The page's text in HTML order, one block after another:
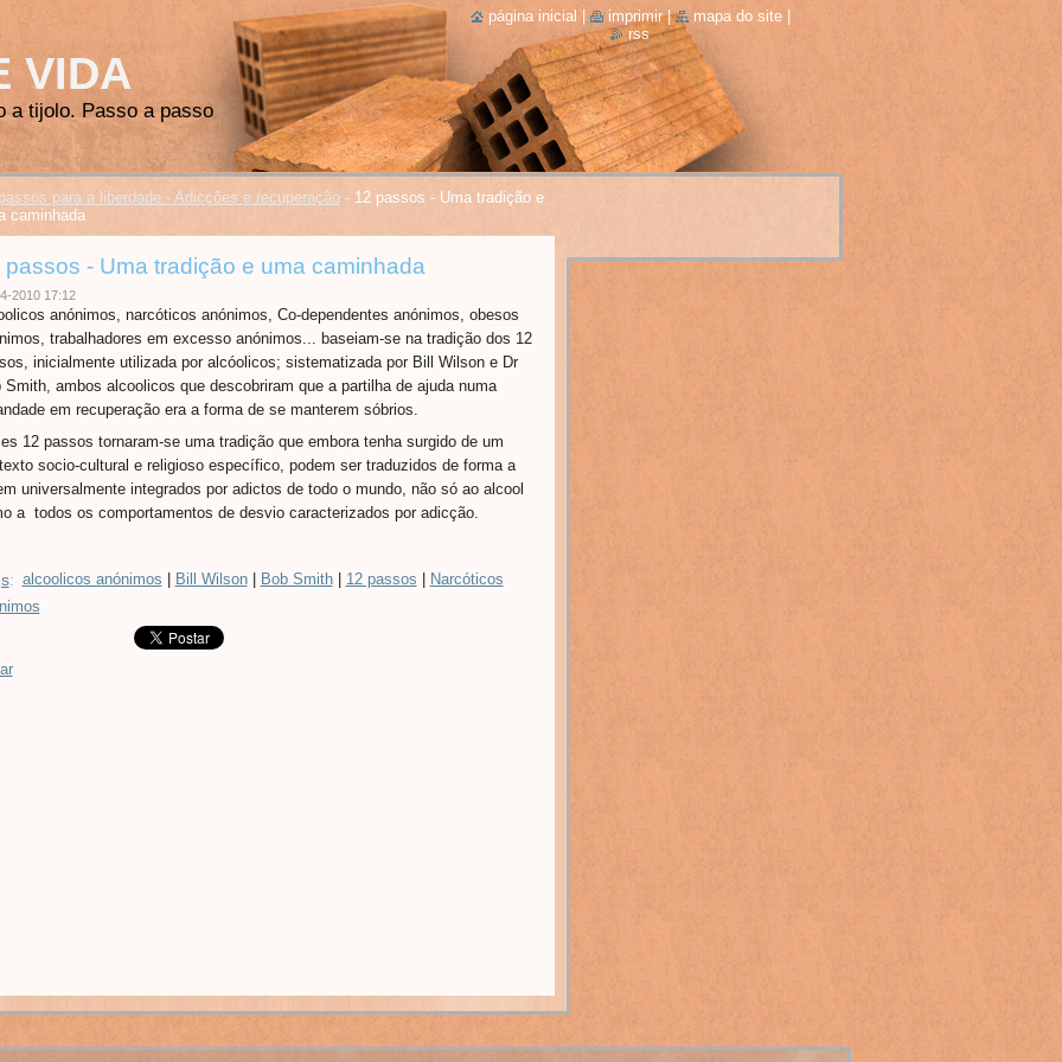
VIDA
a tijolo. Passo a passo
para a liberdade - Adicções e recuperação - 12 passos - Uma tradição e
caminhada
passos - Uma tradição e uma caminhada
2010 17:12
anónimos, narcóticos anónimos, Co-dependentes anónimos, obesos
trabalhadores em excesso anónimos... baseiam-se na tradição dos 12
inicialmente utilizada por alcóolicos; sistematizada por Bill Wilson e Dr
Smith, ambos alcoolicos que descobriram que a partilha de ajuda numa
em recuperação era a forma de se manterem sóbrios.
12 passos tornaram-se uma tradição que embora tenha surgido de um
socio-cultural e religioso específico, podem ser traduzidos de forma a
universalmente integrados por adictos de todo o mundo, não só ao alcool
a todos os comportamentos de desvio caracterizados por adicção.
: alcoolicos anónimos Bill Wilson Bob Smith 12 passos
Narcóticos
página inicial imprimir | mapa do site
rss